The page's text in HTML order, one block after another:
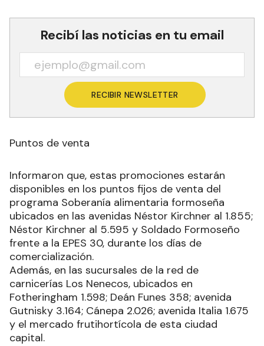
Recibí las noticias en tu email
RECIBIR NEWSLETTER
Puntos de venta
Informaron que, estas promociones estarán
disponibles en los puntos fijos de venta del
programa Soberanía alimentaria formoseña
ubicados en las avenidas Néstor Kirchner al 1.855;
Néstor Kirchner al 5.595 y Soldado Formoseño
frente a la EPES 30, durante los días de
comercialización.
Además, en las sucursales de la red de
carnicerías Los Nenecos, ubicados en
Fotheringham 1.598; Deán Funes 358; avenida
Gutnisky 3.164; Cánepa 2.026; avenida Italia 1.675
y el mercado frutihortícola de esta ciudad
capital.